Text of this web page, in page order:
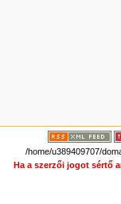
/home/u389409707/
Ha a szerzői jogot sértő